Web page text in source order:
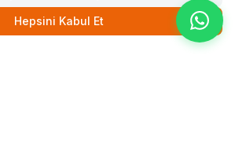
Hepsini Kabul Et